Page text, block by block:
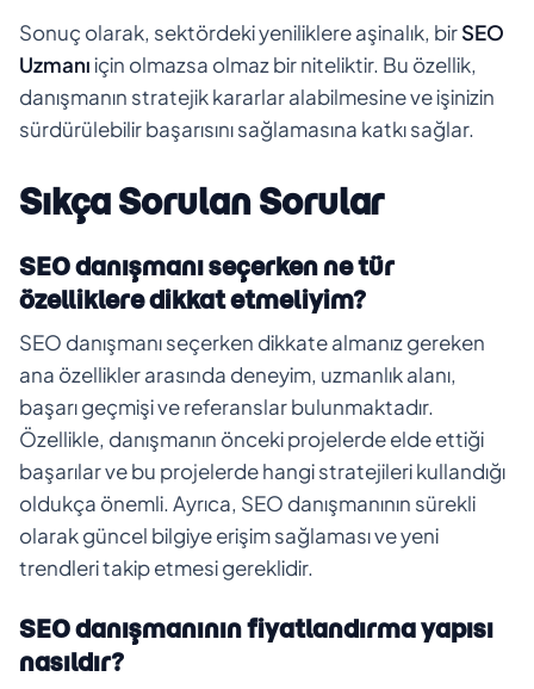
Sonuç olarak, sektördeki yeniliklere aşinalık, birSEO
Uzmanıiçin olmazsa olmaz bir niteliktir. Bu özellik,
danışmanın stratejik kararlar alabilmesine ve işinizin
sürdürülebilir başarısını sağlamasına katkı sağlar.
Sıkça Sorulan Sorular
SEO danışmanı seçerken ne tür
özelliklere dikkat etmeliyim?
SEO danışmanı seçerken dikkate almanız gereken
ana özellikler arasında deneyim, uzmanlık alanı,
başarı geçmişi ve referanslar bulunmaktadır.
Özellikle, danışmanın önceki projelerde elde ettiği
başarılar ve bu projelerde hangi stratejileri kullandığı
oldukça önemli. Ayrıca, SEO danışmanının sürekli
olarak güncel bilgiye erişim sağlaması ve yeni
trendleri takip etmesi gereklidir.
SEO danışmanının fiyatlandırma yapısı
nasıldır?